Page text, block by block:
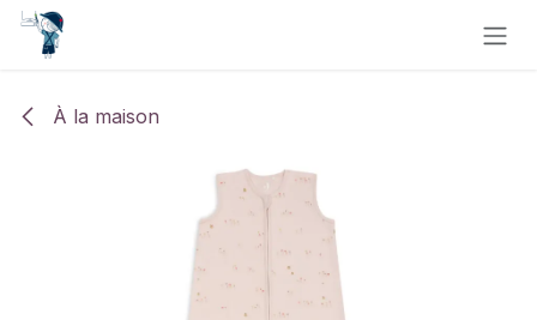
Se rendre au contenu
À la maison